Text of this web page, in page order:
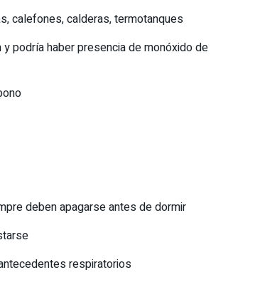
calefones, calderas, termotanques
podría haber presencia de monóxido de
deben apagarse antes de dormir
respiratorios